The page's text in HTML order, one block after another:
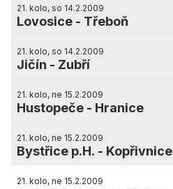
21. kolo, so 14.2.2009
Lovosice - Třeboň
21. kolo, so 14.2.2009
Jičín - Zubří
21. kolo, ne 15.2.2009
Hustopeče - Hranice
21. kolo, ne 15.2.2009
Bystřice p.H. - Kopřivnice
21. kolo, ne 15.2.2009